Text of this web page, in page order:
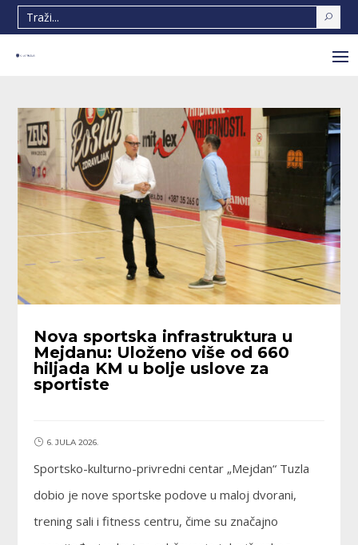
Nova sportska infrastruktura u
Mejdanu: Uloženo više od 660
hiljada KM u bolje uslove za
sportiste
6. JULA 2026.
Sportsko-kulturno-privredni centar „Mejdan“ Tuzla
dobio je nove sportske podove u maloj dvorani,
trening sali i fitness centru, čime su značajno